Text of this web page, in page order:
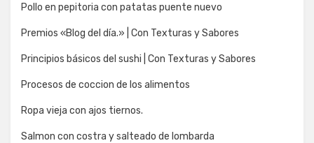
Pollo en pepitoria con patatas puente nuevo
Premios «Blog del día.» | Con Texturas y Sabores
Principios básicos del sushi | Con Texturas y Sabores
Procesos de coccion de los alimentos
Ropa vieja con ajos tiernos.
Salmon con costra y salteado de lombarda